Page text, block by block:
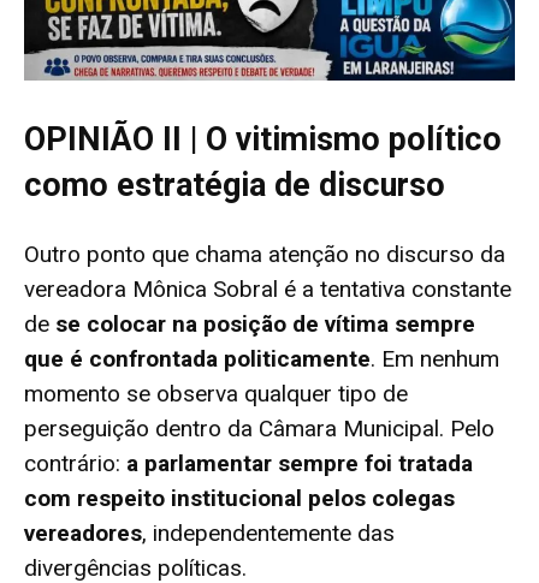
OPINIÃO II | O vitimismo político
como estratégia de discurso
Outro ponto que chama atenção no discurso da
vereadora Mônica Sobral é a tentativa constante
de se colocar na posição de vítima sempre
que é confrontada politicamente. Em nenhum
momento se observa qualquer tipo de
perseguição dentro da Câmara Municipal. Pelo
contrário: a parlamentar sempre foi tratada
com respeito institucional pelos colegas
vereadores, independentemente das
divergências políticas.